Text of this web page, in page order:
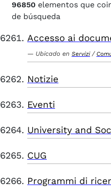
96850 elementos que
de búsqueda
Accesso ai
Ubicado en Servizi /
Notizie
Eventi
University and
CUG
Programmi di